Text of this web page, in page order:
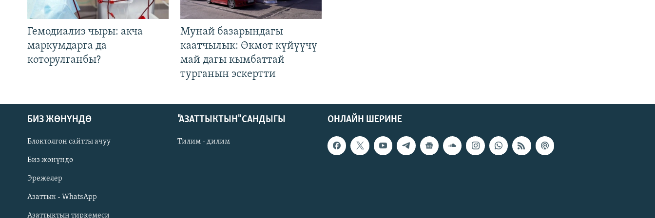
Русский
ОНЛАЙН ШЕРИНЕ
Гемодиализ чыры: акча
маркумдарга да
которулганбы?
Мунай базарындагы
каатчылык: Өкмөт күйүүчү
май дагы кымбаттай
турганын эскертти
ОНЛАЙН ШЕРИНЕ
БИЗ ЖӨНҮНДӨ
Блоктолгон сайтты ачуу
Биз жөнүндө
Эрежелер
Азаттык - WhatsApp
Азаттыктын тиркемеси
"АЗАТТЫКТЫН" САНДЫГЫ
Тилим - дилим